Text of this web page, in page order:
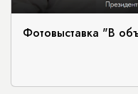
Фотовыставка "В